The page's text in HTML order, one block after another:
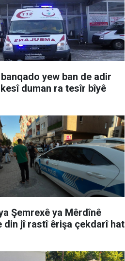
yew ban de adir
duman ra tesîr bîyê
Şemrexê ya Mêrdînê
din jî rastî êrişa çekdarî hat